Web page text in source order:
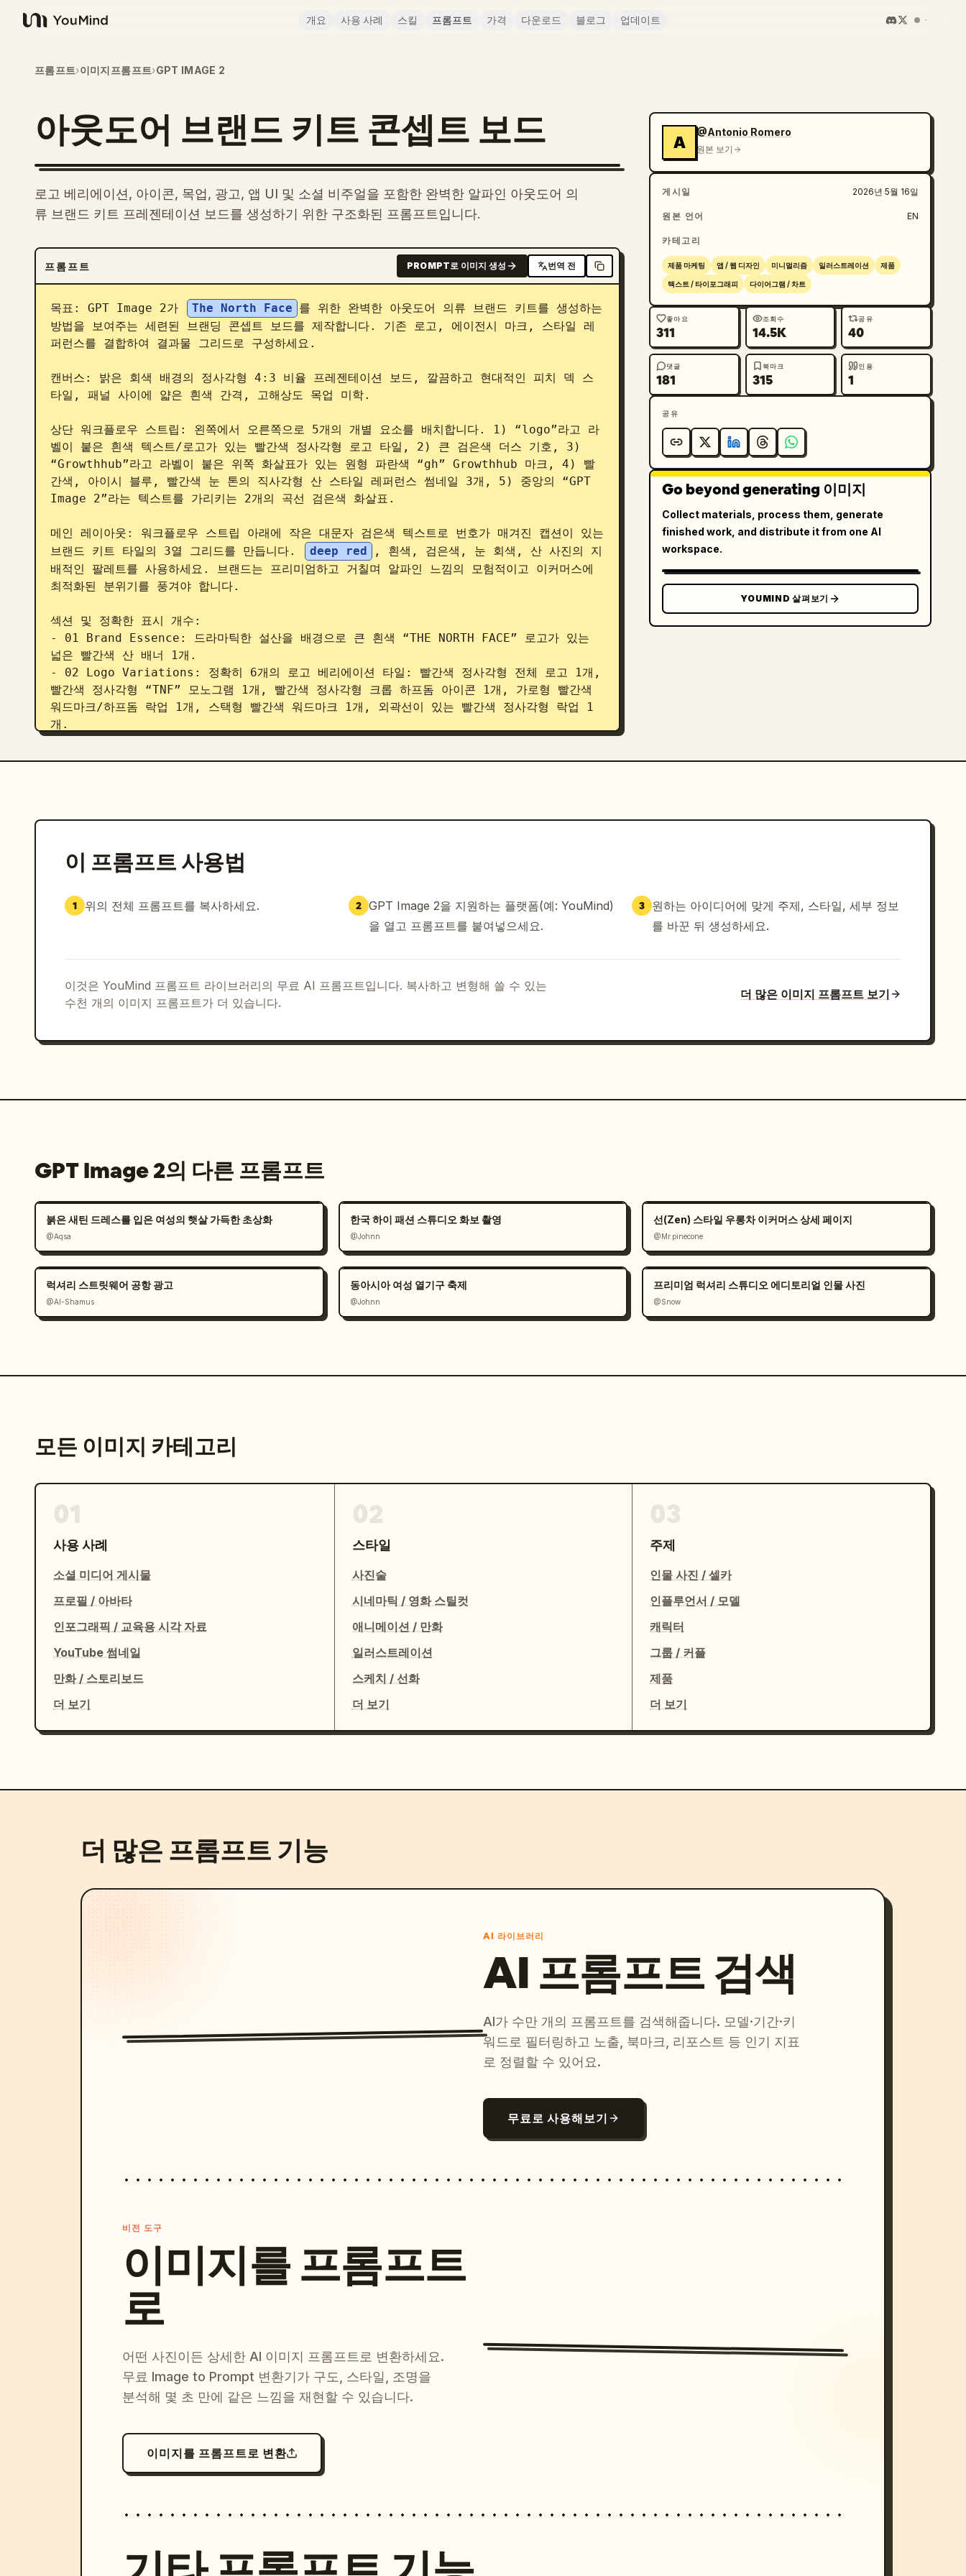
YouMind
개요 사용 사례 스킬 프롬프트 가격 다운로드 블로그 업데이트
프롬프트›이미지프롬프트›GPT IMAGE 2
아웃도어 브랜드 키트 콘셉트 보드
로고 베리에이션, 아이콘, 목업, 광고, 앱 UI 및 소셜 비주얼을 포함한 완벽한 알파인 아웃도어 의
류 브랜드 키트 프레젠테이션 보드를 생성하기 위한 구조화된 프롬프트입니다.
프롬프트 PROMPT로 이미지 생성 번역 전
목표: GPT Image 2가 The North Face 를 위한 완벽한 아웃도어 의류 브랜드 키트를 생성하는
방법을 보여주는 세련된 브랜딩 콘셉트 보드를 제작합니다. 기존 로고, 에이전시 마크, 스타일 레
퍼런스를 결합하여 결과물 그리드로 구성하세요.
캔버스: 밝은 회색 배경의 정사각형 4:3 비율 프레젠테이션 보드, 깔끔하고 현대적인 피치 덱 스
타일, 패널 사이에 얇은 흰색 간격, 고해상도 목업 미학.
상단 워크플로우 스트립: 왼쪽에서 오른쪽으로 5개의 개별 요소를 배치합니다. 1) “logo”라고 라
벨이 붙은 흰색 텍스트/로고가 있는 빨간색 정사각형 로고 타일, 2) 큰 검은색 더스 기호, 3)
“Growthhub”라고 라벨이 붙은 위쪽 화살표가 있는 원형 파란색 “gh” Growthhub 마크, 4) 빨
간색, 아이시 블루, 빨간색 눈 톤의 직사각형 산 스타일 레퍼런스 썸네일 3개, 5) 중앙의 “GPT
Image 2”라는 텍스트를 가리키는 2개의 곡선 검은색 화살표.
메인 레이아웃: 워크플로우 스트립 아래에 작은 대문자 검은색 텍스트로 번호가 매겨진 캡션이 있는
브랜드 키트 타일의 3열 그리드를 만듭니다.
deep red
, 흰색, 검은색, 눈 회색, 산 사진의 지
배적인 팔레트를 사용하세요. 브랜드는 프리미엄하고 거칠며 알파인 느낌의 모험적이고 이커머스에
최적화된 분위기를 풍겨야 합니다.
섹션 및 정확한 표시 개수:
- 01 Brand Essence: 드라마틱한 설산을 배경으로 큰 흰색 “THE NORTH FACE” 로고가 있는
넓은 빨간색 산 배너 1개.
- 02 Logo Variations: 정확히 6개의 로고 베리에이션 타일: 빨간색 정사각형 전체 로고 1개,
빨간색 정사각형 “TNF” 모노그램 1개, 빨간색 정사각형 크롭 하프돔 아이콘 1개, 가로형 빨간색
워드마크/하프돔 락업 1개, 스택형 빨간색 워드마크 1개, 외곽선이 있는 빨간색 정사각형 락업 1
개.
텐트, 카라비너, 산 위의 트레일 깃발, 등산 재킷/사람, 등산화, 배낭, 아이스 액스, 태양, 접힌
- 06 Apparel Lifestyle: 빨간색 패딩 재킷을 입고 설산 앞에 서 있는 사람 3명이 포함된 알
- 07 Brand Baseline: 산 포스터 콘셉트를 한 번 더 반복하며, 흰색 세리프 문구 “Never
Stop Exploring.”을 다시 사용.
- 05 Product Mockups: 상품 목업 3개를 한 번 더 반복: 병, 토트백, 모자.
개, 헤드라인은 “Built to Endure.”, “Climb Higher.”, “Never Stop Exploring.”
- 06 App Interface: 빨간색 재킷 쇼핑 모바일 앱을 보여주는 스마트폰 화면 3개: 상품 그리
을 사용하고, “Never Stop Exploring.” 캠페인 문구에는 우아하고 굵은 세리프체를 사용하세
같은 알파인 조명, 설산 배경, 프리미엄 브랜드 프레젠테이션, 깔끔한 에이전시 사례 연구 레이아
제약 사항: 반복되는 05, 06, 07 라벨을 포함하여 표시된 정확한 섹션 번호를 유지하세요. 위에
나열된 정확한 개수를 사용하세요. 추가 패널, 추가 아이콘, 추가 상품, 워터마크 또는 장식용 텍
스트를 추가하지 마세요.
A
@Antonio Romero
원본 보기
게시일 2026년 5월 16일
원본 언어 EN
카테고리
제품 마케팅 앱 / 웹 디자인 미니멀리즘 일러스트레이션 제품
텍스트 / 타이포그래피 다이어그램 / 차트
좋아요
311
조회수
14.5K
공유
40
댓글
181
북마크
315
인용
1
공유
Go beyond generating 이미지
Collect materials, process them, generate
finished work, and distribute it from one AI
workspace.
YOUMIND 살펴보기
이 프롬프트 사용법
1 위의 전체 프롬프트를 복사하세요. 2 GPT Image 2을 지원하는 플랫폼(예: YouMind)
을 열고 프롬프트를 붙여넣으세요.
3
원하는 아이디어에 맞게 주제, 스타일, 세부 정보
를 바꾼 뒤 생성하세요.
이것은 YouMind 프롬프트 라이브러리의 무료 AI 프롬프트입니다. 복사하고 변형해 쓸 수 있는
수천 개의 이미지 프롬프트가 더 있습니다.
더 많은 이미지 프롬프트 보기
GPT Image 2의 다른 프롬프트
붉은 새틴 드레스를 입은 여성의 햇살 가득한 초상화
@Aqsa
한국 하이 패션 스튜디오 화보 촬영
@Johnn
선(Zen) 스타일 우롱차 이커머스 상세 페이지
@Mr.pinecone
럭셔리 스트릿웨어 공항 광고
@Al-Shamus
동아시아 여성 열기구 축제
@Johnn
프리미엄 럭셔리 스튜디오 에디토리얼 인물 사진
@Snow
모든 이미지 카테고리
사용 사례
소셜 미디어 게시물
프로필 / 아바타
인포그래픽 / 교육용 시각 자료
YouTube 썸네일
만화 / 스토리보드
더 보기
스타일
사진술
시네마틱 / 영화 스틸컷
애니메이션 / 만화
일러스트레이션
스케치 / 선화
더 보기
주제
인물 사진 / 셀카
인플루언서 / 모델
캐릭터
그룹 / 커플
제품
더 보기
더 많은 프롬프트 기능
AI 라이브러리
AI 프롬프트 검색
AI가 수만 개의 프롬프트를 검색해줍니다. 모델·기간·키
워드로 필터링하고 노출, 북마크, 리포스트 등 인기 지표
로 정렬할 수 있어요.
무료로 사용해보기
비전 도구
이미지를 프롬프트
로
어떤 사진이든 상세한 AI 이미지 프롬프트로 변환하세요.
무료 Image to Prompt 변환기가 구도, 스타일, 조명을
분석해 몇 초 만에 같은 느낌을 재현할 수 있습니다.
이미지를 프롬프트로 변환